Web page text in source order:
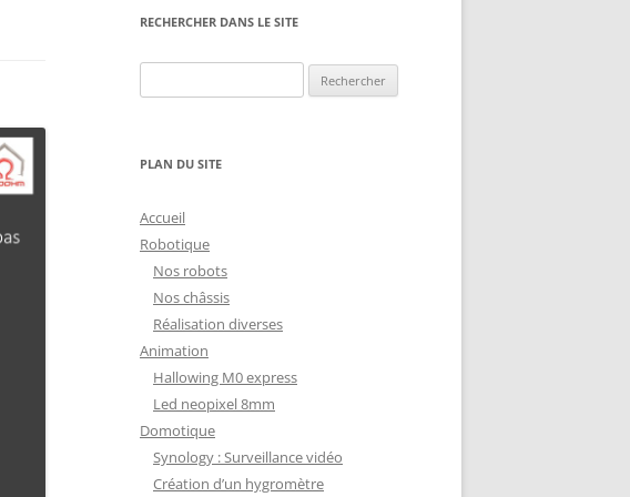
MP3
ECRAN 4DSYSTEMS
ECRAN NEXTION
FONCTIONNEMENT D’UN BOUTON
POUSSOIR
SERVO XM430-W350
POUR PROCESSING
: PROGRAMMER AVEC
NOS RÉALISATIONS EN 3D
IMPRESSION 3D DU NET
RECHERCHER DANS LE SITE
PLAN DU SITE
Accueil
Robotique
Nos robots
Nos châssis
Réalisation diverses
Animation
Hallowing M0 express
Led neopixel 8mm
Domotique
Synology : Surveillance vidéo
Création d’un hygromètre